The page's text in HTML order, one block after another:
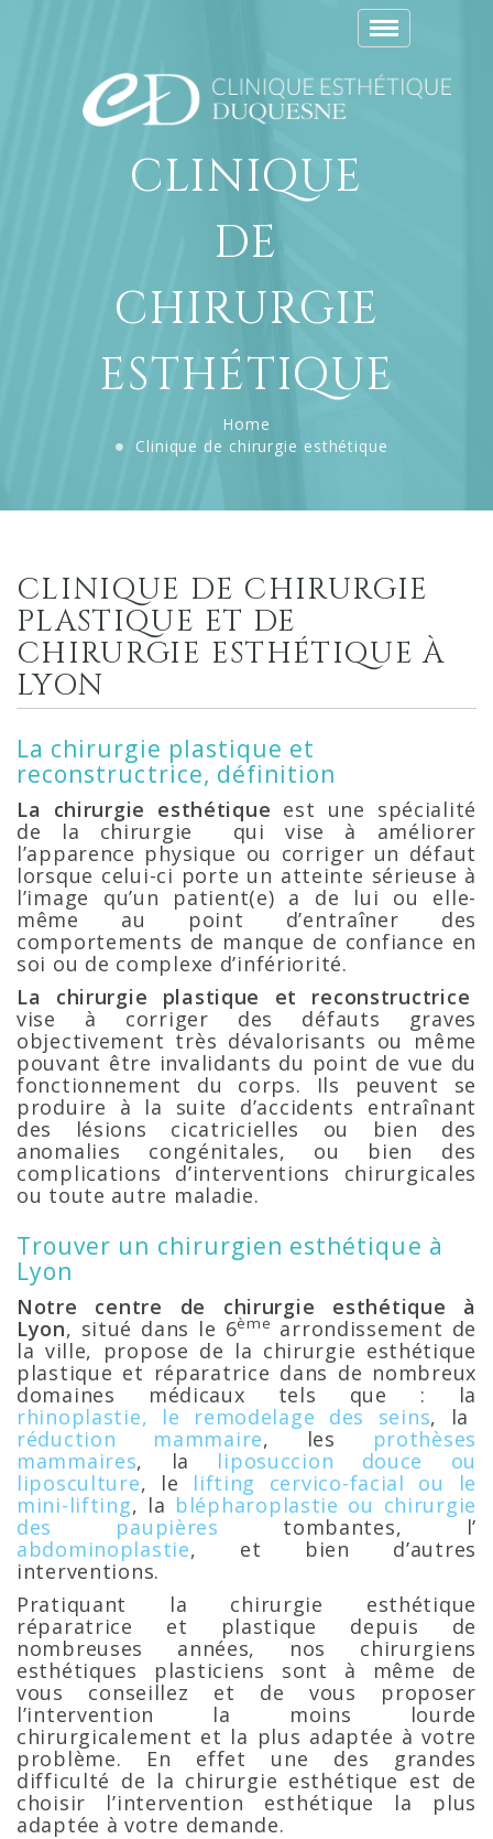
Toggle
navigation
CLINIQUE
DE
CHIRURGIE
ESTHÉTIQUE
Home
Clinique de chirurgie esthétique
CLINIQUE DE CHIRURGIE
PLASTIQUE ET DE
CHIRURGIE ESTHÉTIQUE À
LYON
La chirurgie plastique et
reconstructrice, définition
La chirurgie esthétique est une spécialité
de la chirurgie qui vise à améliorer
l’apparence physique ou corriger un défaut
lorsque celui-ci porte un atteinte sérieuse à
l’image qu’un patient(e) a de lui ou elle-
même au point d’entraîner des
comportements de manque de confiance en
soi ou de complexe d’infériorité.
La chirurgie plastique et reconstructrice
vise à corriger des défauts graves
objectivement très dévalorisants ou même
pouvant être invalidants du point de vue du
fonctionnement du corps. Ils peuvent se
produire à la suite d’accidents entraînant
des lésions cicatricielles ou bien des
anomalies congénitales, ou bien des
complications d’interventions chirurgicales
ou toute autre maladie.
Trouver un chirurgien esthétique à
Lyon
Notre centre de chirurgie esthétique à
Lyon, situé dans le 6ème arrondissement de
la ville, propose de la chirurgie esthétique
plastique et réparatrice dans de nombreux
domaines médicaux tels que : la
rhinoplastie,
le remodelage des seins, la
réduction mammaire, les
prothèses
mammaires, la liposuccion douce ou
liposculture, le lifting cervico-facial ou le
mini-lifting, la blépharoplastie ou chirurgie
des paupières tombantes, l’
abdominoplastie, et bien d’autres
interventions.
Pratiquant la chirurgie esthétique
réparatrice et plastique depuis de
nombreuses années, nos chirurgiens
esthétiques plasticiens sont à même de
vous conseillez et de vous proposer
l’intervention la moins lourde
chirurgicalement et la plus adaptée à votre
problème. En effet une des grandes
difficulté de la chirurgie esthétique est de
choisir l’intervention esthétique la plus
adaptée à votre demande.